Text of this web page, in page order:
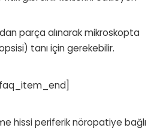
parça alınarak mikroskopta
tanı için gerekebilir.
hissi periferik nöropatiye bağlı